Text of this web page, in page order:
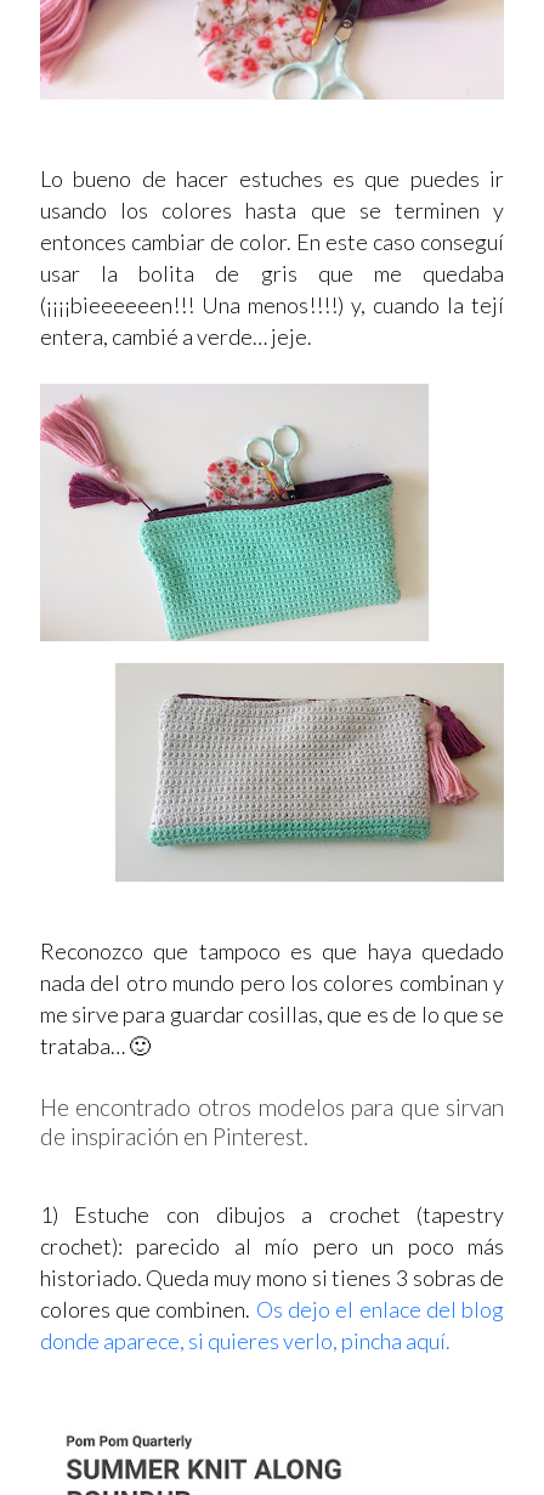
Lo bueno de hacer estuches es que puedes ir
usando los colores hasta que se terminen y
entonces cambiar de color. En este caso conseguí
usar la bolita de gris que me quedaba
(¡¡¡¡bieeeeeen!!! Una menos!!!!) y, cuando la tejí
entera, cambié a verde… jeje.
Reconozco que tampoco es que haya quedado
nada del otro mundo pero los colores combinan y
me sirve para guardar cosillas, que es de lo que se
trataba… 🙂
He encontrado otros modelos para que sirvan
de inspiración en Pinterest.
1) Estuche con dibujos a crochet (tapestry
crochet): parecido al mío pero un poco más
historiado. Queda muy mono si tienes 3 sobras de
colores que combinen. Os dejo el enlace del blog
donde aparece, si quieres verlo, pincha aquí.